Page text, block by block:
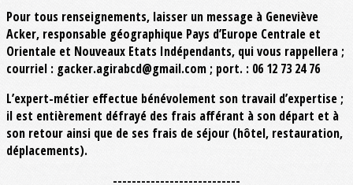
Pour tous renseignements, laisser un message à Geneviève
Acker, responsable géographique Pays d’Europe Centrale et
Orientale et Nouveaux Etats Indépendants, qui vous rappellera ;
courriel : gacker.agirabcd@gmail.com ; port. : 06 12 73 24 76
L’expert-métier effectue bénévolement son travail d’expertise ;
il est entièrement défrayé des frais afférant à son départ et à
son retour ainsi que de ses frais de séjour (hôtel, restauration,
déplacements).
---------------------------